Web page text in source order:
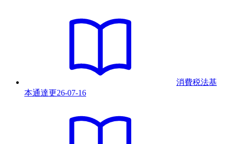
消費税法基
本通達更26-07-16